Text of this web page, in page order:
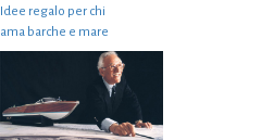
Idee regalo per chi
ama barche e mare